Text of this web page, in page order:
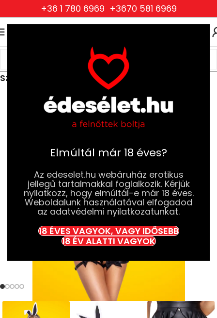
Elmúltál már 18 éves?
Az edeselet.hu webáruház erotikus
jellegű tartalmakkal foglalkozik. Kérjük
nyilatkozz, hogy elmúltál-e már 18 éves.
Weboldalunk használatával elfogadod
az adatvédelmi nyilatkozatunkat.
18 ÉVES VAGYOK, VAGY IDŐSEBB
18 ÉV ALATTI VAGYOK
+36 1 780 6969 +3670 581 6969
Ruhák és Fehérneműk
Női Ruhák és Fehérneműk
Szexi Jelmezek és Parókák